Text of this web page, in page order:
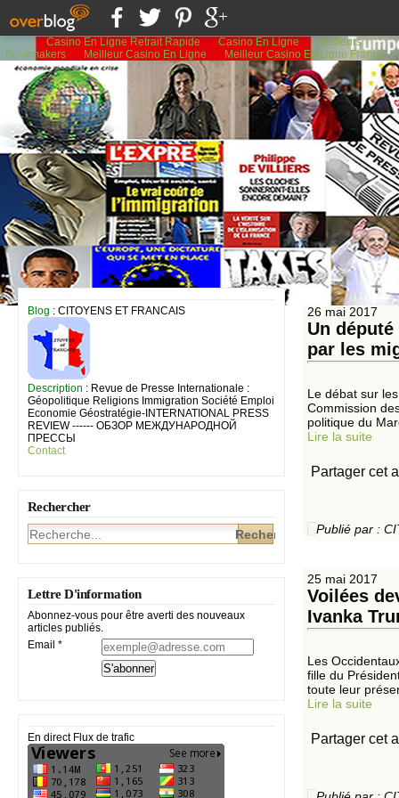
Casino En Ligne Retrait Rapide Casino En Ligne
Meilleurs
Bookmakers
Meilleur Casino En Ligne Meilleur Casino En Ligne France
Blog : CITOYENS ET FRANCAIS
Description : Revue de Presse Internationale :
Géopolitique Religions Immigration Société Emploi
Economie Géostratégie-INTERNATIONAL PRESS
REVIEW ------ ОБЗОР МЕЖДУНАРОДНОЙ
ПРЕССЫ
Contact
Rechercher
Lettre D'information
Abonnez-vous pour être averti des nouveaux
articles publiés.
Email
En direct Flux de trafic
26 mai 2017
Un
par les
Le débat sur
Commission
politique du
Lire la suite
Partager cet
Publié par :
25 mai 2017
Voilées
Ivanka
Les
fille du
toute leur
Lire la suite
Partager cet